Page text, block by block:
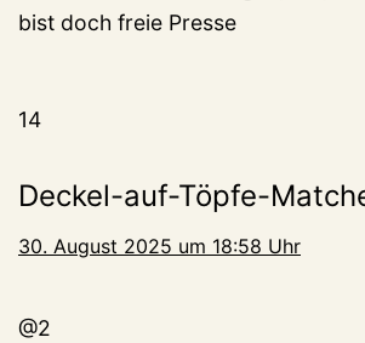
bist doch freie Presse
14
Deckel-auf-Töpfe-
30. August 2025 um 18:58 Uhr
@2